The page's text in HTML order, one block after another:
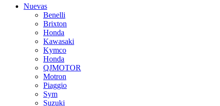
Nuevas
Benelli
Brixton
Honda
Kawasaki
Kymco
Honda
QJMOTOR
Motron
Piaggio
Sym
Suzuki